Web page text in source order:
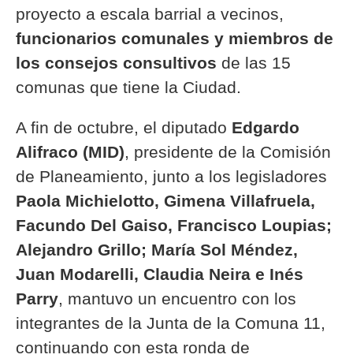
proyecto a escala barrial a vecinos,
funcionarios comunales y miembros de
los consejos consultivos de las 15
comunas que tiene la Ciudad.
A fin de octubre, el diputado Edgardo
Alifraco (MID), presidente de la Comisión
de Planeamiento, junto a los legisladores
Paola Michielotto, Gimena Villafruela,
Facundo Del Gaiso, Francisco Loupias;
Alejandro Grillo; María Sol Méndez,
Juan Modarelli, Claudia Neira e Inés
Parry, mantuvo un encuentro con los
integrantes de la Junta de la Comuna 11,
continuando con esta ronda de